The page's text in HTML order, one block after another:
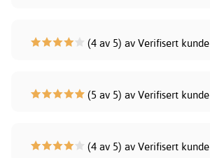
(4 av 5) av Verifisert kunde
(5 av 5) av Verifisert kunde
(4 av 5) av Verifisert kunde